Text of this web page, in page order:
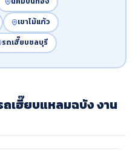
เขาไม้แก้ว
รถเฮี๊ยบชลบุรี
เฮี๊ยบแหลมฉบัง งาน